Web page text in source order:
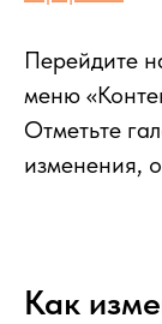
Перейдите
меню
Отметьте
изменения,
Как